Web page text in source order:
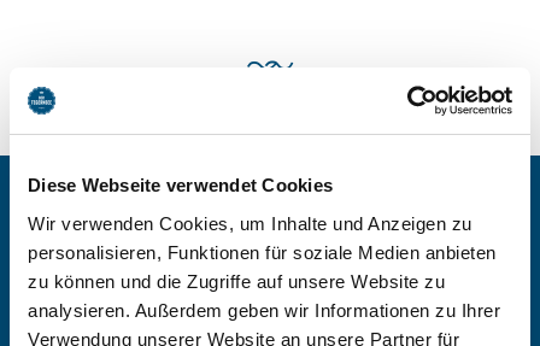
Diese Webseite verwendet Cookies
Wir verwenden Cookies, um Inhalte und Anzeigen zu
personalisieren, Funktionen für soziale Medien anbieten
zu können und die Zugriffe auf unsere Website zu
analysieren. Außerdem geben wir Informationen zu Ihrer
Verwendung unserer Website an unsere Partner für
BEI HAUS AM
KIRCHBICHL BUCHEN